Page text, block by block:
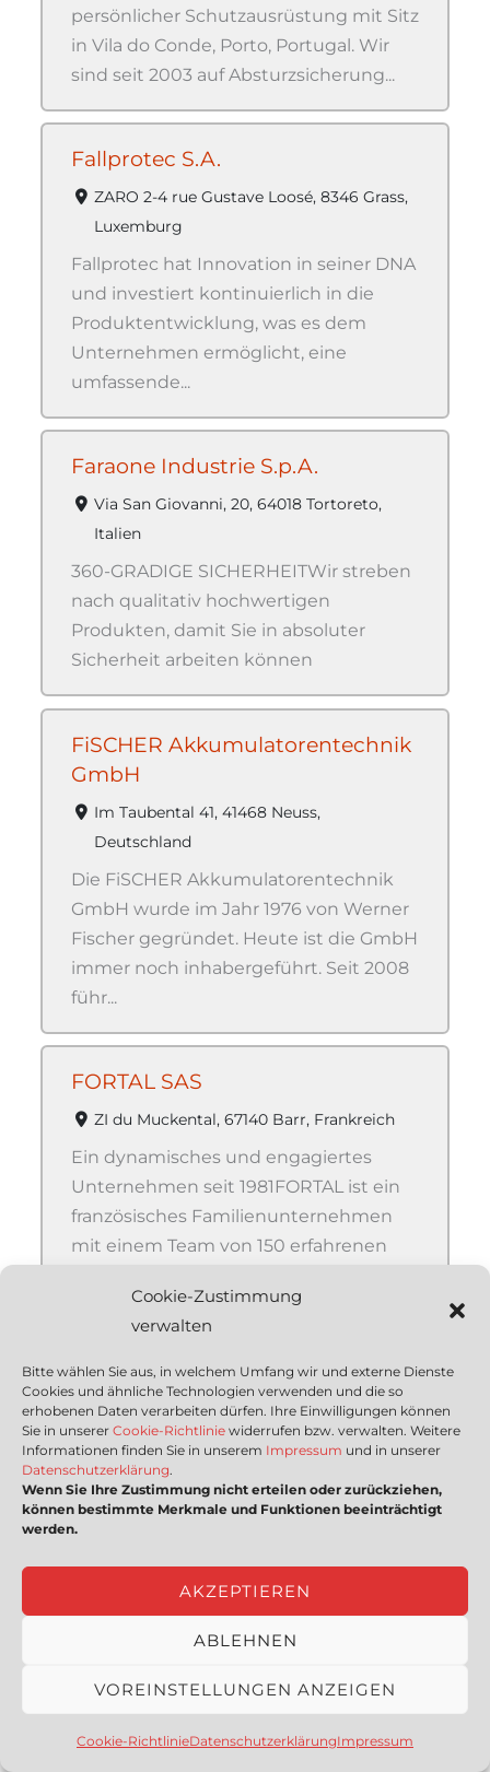
Cookie-Zustimmung
verwalten
Bitte wählen Sie aus, in welchem Umfang wir und externe Dienste
Cookies und ähnliche Technologien verwenden und die so
erhobenen Daten verarbeiten dürfen. Ihre Einwilligungen können
Sie in unserer Cookie-Richtlinie widerrufen bzw. verwalten. Weitere
Informationen finden Sie in unserem Impressum und in unserer
Datenschutzerklärung.
Wenn Sie Ihre Zustimmung nicht erteilen oder zurückziehen,
können bestimmte Merkmale und Funktionen beeinträchtigt
werden.
AKZEPTIEREN
ABLEHNEN
VOREINSTELLUNGEN ANZEIGEN
Cookie-RichtlinieDatenschutzerklärungImpressum
persönlicher Schutzausrüstung mit Sitz
in Vila do Conde, Porto, Portugal. Wir
sind seit 2003 auf Absturzsicherung...
Fallprotec S.A.
ZARO 2-4 rue Gustave Loosé, 8346 Grass,
Luxemburg
Fallprotec hat Innovation in seiner DNA
und investiert kontinuierlich in die
Produktentwicklung, was es dem
Unternehmen ermöglicht, eine
umfassende...
Faraone Industrie S.p.A.
Via San Giovanni, 20, 64018 Tortoreto,
Italien
360-GRADIGE SICHERHEITWir streben
nach qualitativ hochwertigen
Produkten, damit Sie in absoluter
Sicherheit arbeiten können
FiSCHER Akkumulatorentechnik
GmbH
Im Taubental 41, 41468 Neuss,
Deutschland
Die FiSCHER Akkumulatorentechnik
GmbH wurde im Jahr 1976 von Werner
Fischer gegründet. Heute ist die GmbH
immer noch inhabergeführt. Seit 2008
führ...
FORTAL SAS
ZI du Muckental, 67140 Barr, Frankreich
Ein dynamisches und engagiertes
Unternehmen seit 1981FORTAL ist ein
französisches Familienunternehmen
mit einem Team von 150 erfahrenen
Ludwigstr. 39, 42853 Remscheid,
Deutschland
Lemp. Mit Sicherheit Wertarbeit.Ihr
Partner für isolierte Werkzeuge zum
Arbeiten an unter Spannung
Lieferant einer ...
Großenseebach, Deutschland